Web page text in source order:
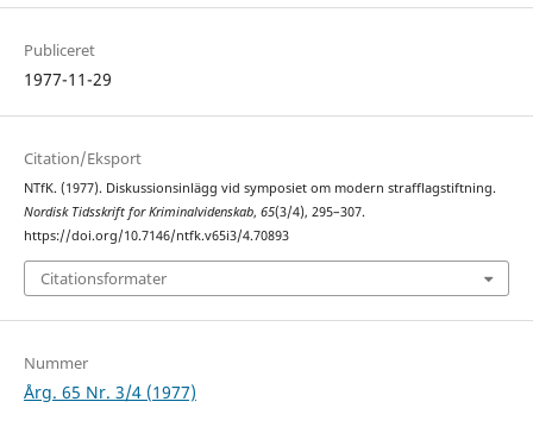
Publiceret
1977-11-29
Citation/Eksport
NTfK. (1977). Diskussionsinlägg vid symposiet om modern strafflagstiftning.
Nordisk Tidsskrift for Kriminalvidenskab, 65(3/4), 295–307.
https://doi.org/10.7146/ntfk.v65i3/4.70893
Citationsformater
Nummer
Årg. 65 Nr. 3/4 (1977)